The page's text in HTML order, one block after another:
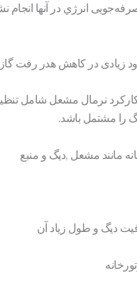
انرژي در آنها انجام
زیادی در کاهش هدر رفت
کارکرد نرمال مشعل شامل
را مشتمل باشد.
مانند مشعل ,دیگ و منبع
دیگ و طول زیاد آن